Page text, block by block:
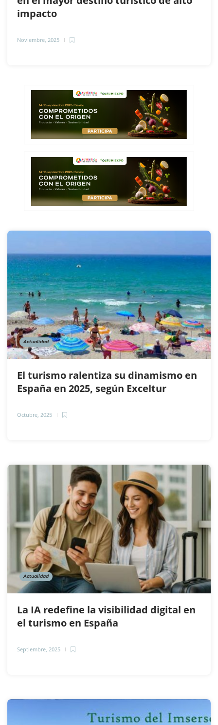
impacto
Noviembre, 2025
Actualidad
El turismo ralentiza su dinamismo en
España en 2025, según Exceltur
Octubre, 2025
Actualidad
La IA redefine la visibilidad digital en
el turismo en España
Septiembre, 2025